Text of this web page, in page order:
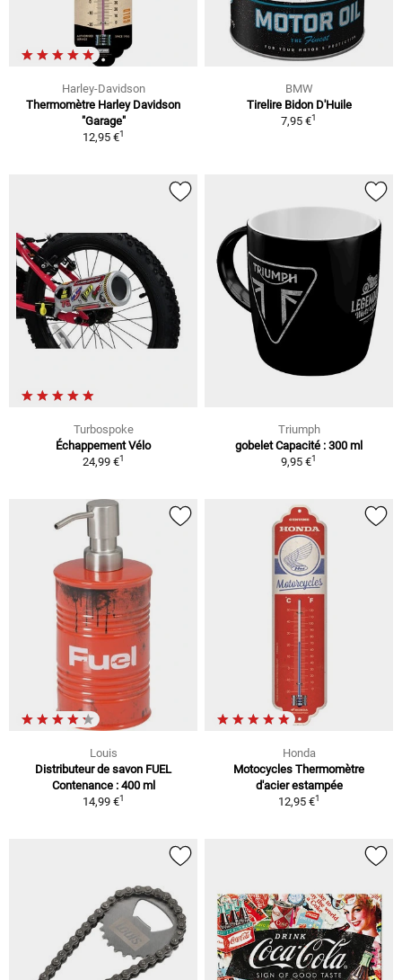
Harley-Davidson
Thermomètre Harley Davidson
"Garage"
12,95 €1
BMW
Tirelire Bidon D'Huile
7,95 €1
Turbospoke
Échappement Vélo
24,99 €1
Triumph
gobelet Capacité : 300 ml
9,95 €1
Louis
Distributeur de savon FUEL
Contenance : 400 ml
14,99 €1
Honda
Motocycles Thermomètre
d'acier estampée
12,95 €1